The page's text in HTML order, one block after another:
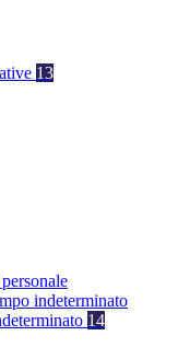
13
indeterminato
14